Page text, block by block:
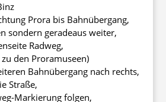
Prora bis Bahnübergang,
sondern geradeaus weiter,
Radweg,
den Proramuseen)
Bahnübergang nach rechts,
Straße,
Markierung folgen,